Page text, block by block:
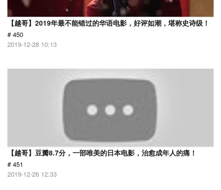
【越哥】2019年最不能错过的华语电影，好评如潮，堪称史诗级！
# 450
2019-12-28 10:13
【越哥】豆瓣8.7分，一部唯美的日本电影，治愈成年人的痛！
# 451
2019-12-26 12:33